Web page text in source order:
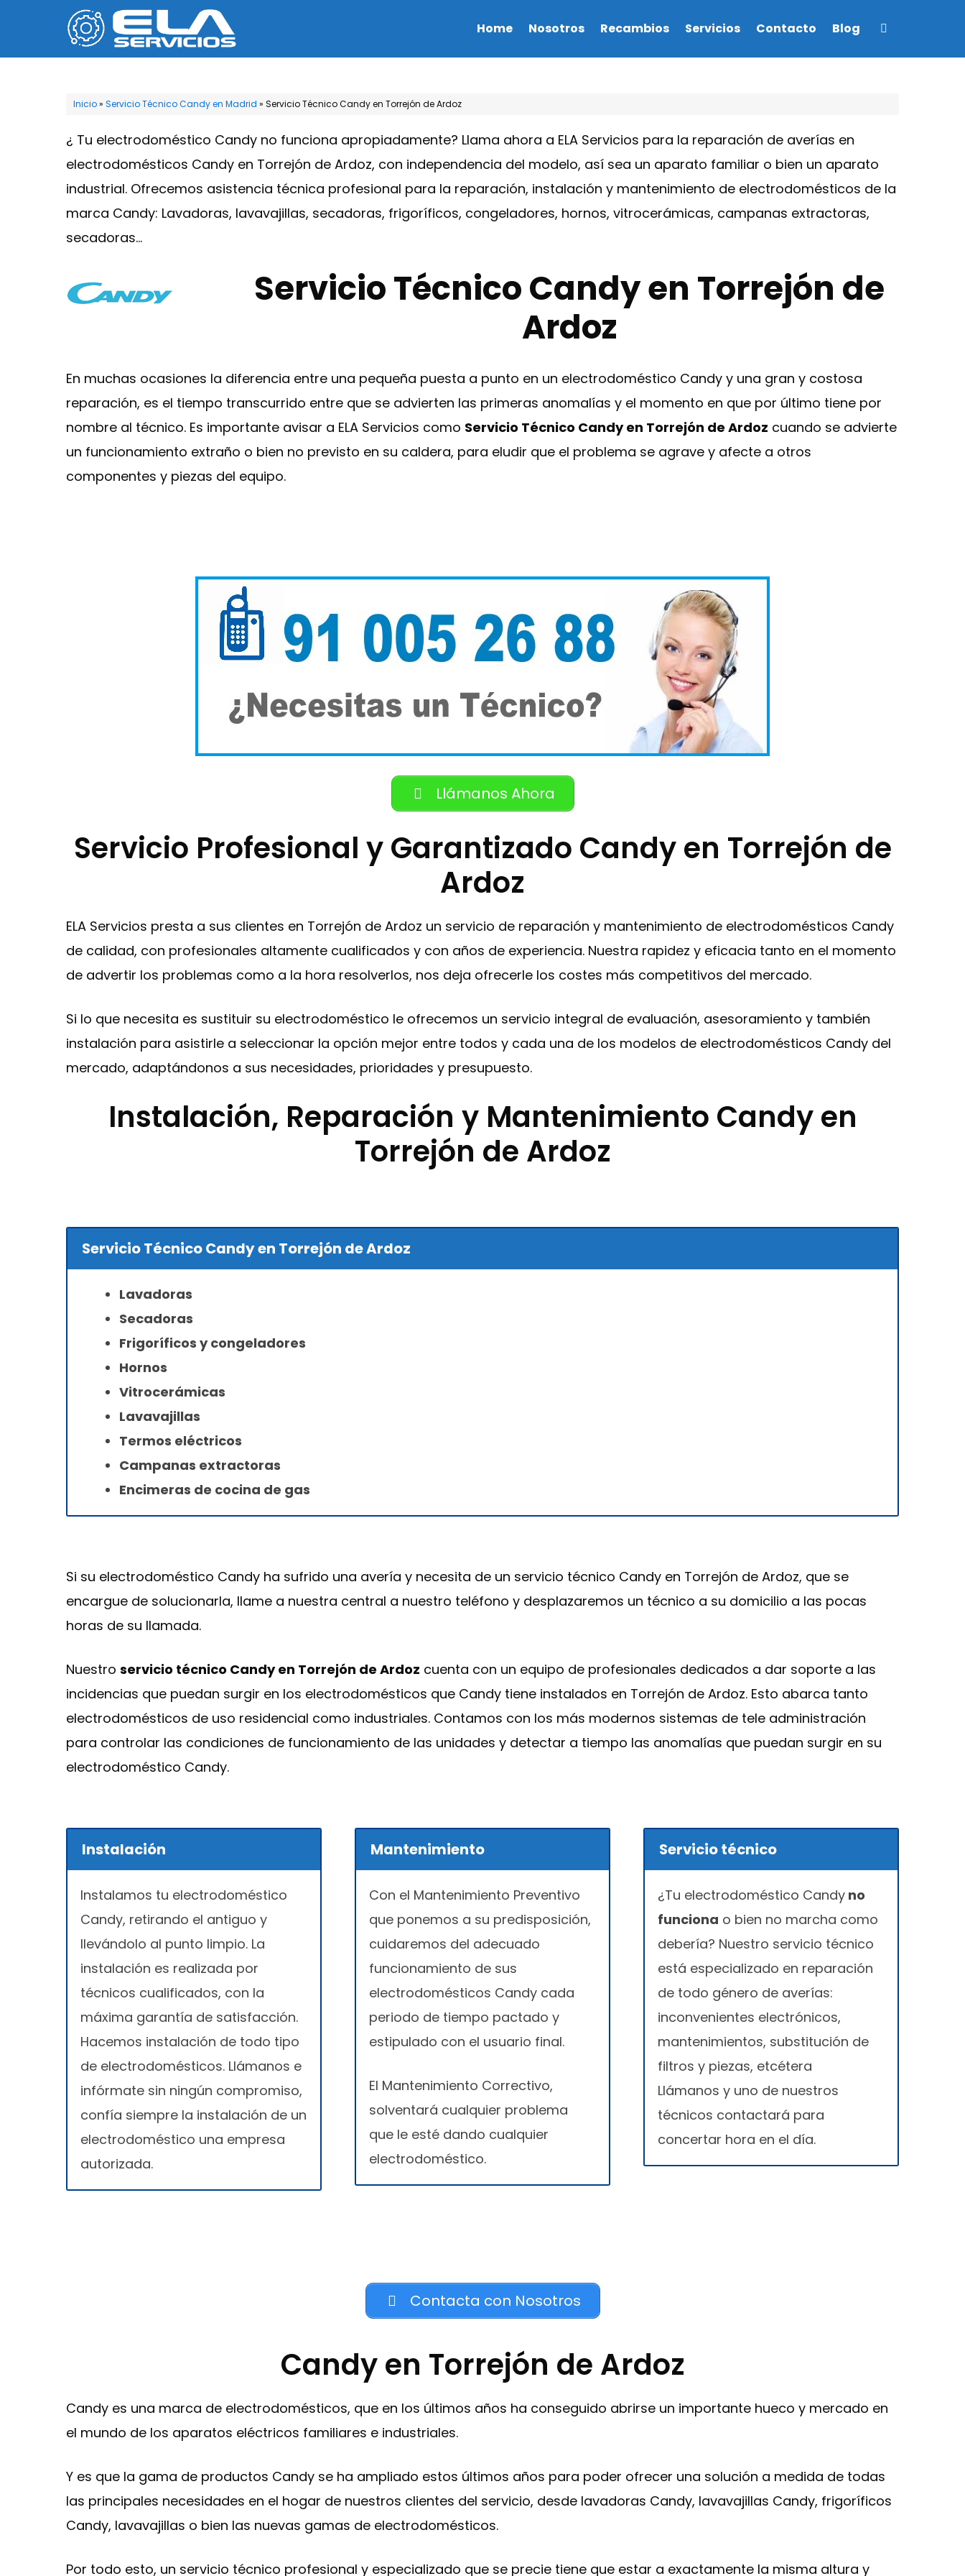
contenido
Home Nosotros Recambios Servicios Contacto Blog
Inicio» Servicio Técnico Candy en Madrid » Servicio Técnico Candy en Torrejón de Ardoz
¿ Tu electrodoméstico Candy no funciona apropiadamente? Llama ahora a ELA Servicios para la reparación de averías en
electrodomésticos Candy en Torrejón de Ardoz, con independencia del modelo, así sea un aparato familiar o bien un aparato
industrial. Ofrecemos asistencia técnica profesional para la reparación, instalación y mantenimiento de electrodomésticos de la
marca Candy: Lavadoras, lavavajillas, secadoras, frigoríficos, congeladores, hornos, vitrocerámicas, campanas extractoras,
secadoras…
Servicio Técnico Candy en Torrejón de
Ardoz
En muchas ocasiones la diferencia entre una pequeña puesta a punto en un electrodoméstico Candy y una gran y costosa
reparación, es el tiempo transcurrido entre que se advierten las primeras anomalías y el momento en que por último tiene por
nombre al técnico. Es importante avisar a ELA Servicios como Servicio Técnico Candy en Torrejón de Ardoz cuando se advierte
un funcionamiento extraño o bien no previsto en su caldera, para eludir que el problema se agrave y afecte a otros
componentes y piezas del equipo.
Llámanos Ahora
Servicio Profesional y Garantizado Candy en Torrejón de
Ardoz
ELA Servicios presta a sus clientes en Torrejón de Ardoz un servicio de reparación y mantenimiento de electrodomésticos Candy
de calidad, con profesionales altamente cualificados y con años de experiencia. Nuestra rapidez y eficacia tanto en el momento
de advertir los problemas como a la hora resolverlos, nos deja ofrecerle los costes más competitivos del mercado.
Si lo que necesita es sustituir su electrodoméstico le ofrecemos un servicio integral de evaluación, asesoramiento y también
instalación para asistirle a seleccionar la opción mejor entre todos y cada una de los modelos de electrodomésticos Candy del
mercado, adaptándonos a sus necesidades, prioridades y presupuesto.
Instalación, Reparación y Mantenimiento Candy en
Torrejón de Ardoz
Servicio Técnico Candy en Torrejón de Ardoz
Lavadoras
Secadoras
Frigoríficos y congeladores
Hornos
Vitrocerámicas
Lavavajillas
Termos eléctricos
Campanas extractoras
Encimeras de cocina de gas
Si su electrodoméstico Candy ha sufrido una avería y necesita de un servicio técnico Candy en Torrejón de Ardoz, que se
encargue de solucionarla, llame a nuestra central a nuestro teléfono y desplazaremos un técnico a su domicilio a las pocas
horas de su llamada.
Nuestro servicio técnico Candy en Torrejón de Ardoz cuenta con un equipo de profesionales dedicados a dar soporte a las
incidencias que puedan surgir en los electrodomésticos que Candy tiene instalados en Torrejón de Ardoz. Esto abarca tanto
electrodomésticos de uso residencial como industriales. Contamos con los más modernos sistemas de tele administración
para controlar las condiciones de funcionamiento de las unidades y detectar a tiempo las anomalías que puedan surgir en su
electrodoméstico Candy.
Instalación
Instalamos tu electrodoméstico
Candy, retirando el antiguo y
llevándolo al punto limpio. La
instalación es realizada por
técnicos cualificados, con la
máxima garantía de satisfacción.
Hacemos instalación de todo tipo
de electrodomésticos. Llámanos e
infórmate sin ningún compromiso,
confía siempre la instalación de un
electrodoméstico una empresa
autorizada.
Mantenimiento
Con el Mantenimiento Preventivo
que ponemos a su predisposición,
cuidaremos del adecuado
funcionamiento de sus
electrodomésticos Candy cada
periodo de tiempo pactado y
estipulado con el usuario final.
El Mantenimiento Correctivo,
solventará cualquier problema
que le esté dando cualquier
electrodoméstico.
Servicio técnico
¿Tu electrodoméstico Candy no
funciona o bien no marcha como
debería? Nuestro servicio técnico
está especializado en reparación
de todo género de averías:
inconvenientes electrónicos,
mantenimientos, substitución de
filtros y piezas, etcétera
Llámanos y uno de nuestros
técnicos contactará para
concertar hora en el día.
Contacta con Nosotros
Candy en Torrejón de Ardoz
Candy es una marca de electrodomésticos, que en los últimos años ha conseguido abrirse un importante hueco y mercado en
el mundo de los aparatos eléctricos familiares e industriales.
Y es que la gama de productos Candy se ha ampliado estos últimos años para poder ofrecer una solución a medida de todas
las principales necesidades en el hogar de nuestros clientes del servicio, desde lavadoras Candy, lavavajillas Candy, frigoríficos
Candy, lavavajillas o bien las nuevas gamas de electrodomésticos.
Por todo esto, un servicio técnico profesional y especializado que se precie tiene que estar a exactamente la misma altura y